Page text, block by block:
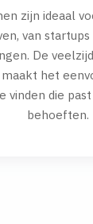
zijn ideaal
van
De
het
vinden die
behoeften.